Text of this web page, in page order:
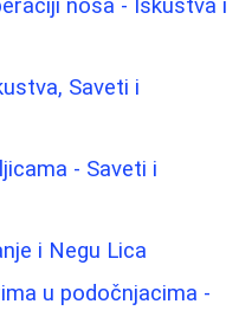
nosa - Iskustva i
Saveti i
- Saveti i
i Negu Lica
u podočnjacima -